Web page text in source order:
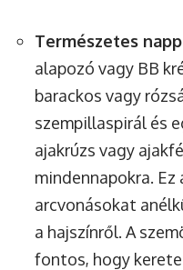
Természetes
alapozó vagy BB
barackos vagy
szempillaspirál és
ajakrúzs vagy
mindennapokra. Ez
arcvonásokat
a hajszínről. A
fontos, hogy